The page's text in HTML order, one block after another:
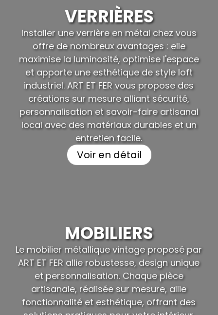
VERRIÈRES
Installer une verrière en métal chez vous
offre de nombreux avantages : elle
maximise la luminosité, optimise l'espace
et apporte une esthétique de style loft
industriel. ART ET FER vous propose des
créations sur mesure alliant sécurité,
personnalisation et savoir-faire artisanal
local avec des matériaux durables et un
entretien facile.
Voir en détail
MOBILIERS
Le mobilier métallique vintage proposé par
ART ET FER allie robustesse, design unique
et personnalisation. Chaque pièce
artisanale, réalisée sur mesure, allie
fonctionnalité et esthétique, offrant des